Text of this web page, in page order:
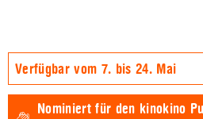
Verfügbar vom 7. bis 24. Mai
Nominiert für den kinokino